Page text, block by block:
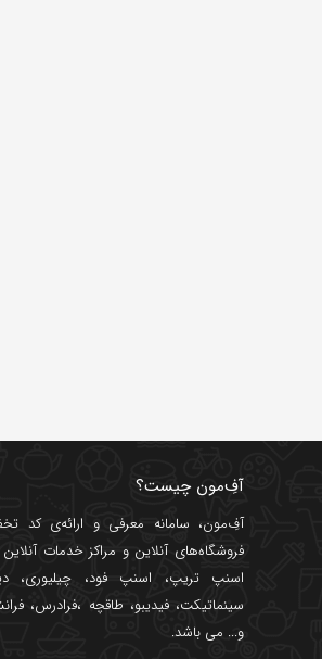
آفِ‌مون چیست؟
آفِ‌مون، سامانه معرفی و ارائه‌یکد
فروشگاه‌های آنلاین و مراکز خدمات
اسنپ تریپ، اسنپ فود، چیلیوری،
سینماتیکت،فیدیبو، طاقچه ،فرادرس،
و... می باشد.